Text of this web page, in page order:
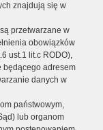
znajdują się w
przetwarzane w
obowiązków
ust.1 lit.c RODO),
będącego adresem
danych w
państwowym,
lub organom